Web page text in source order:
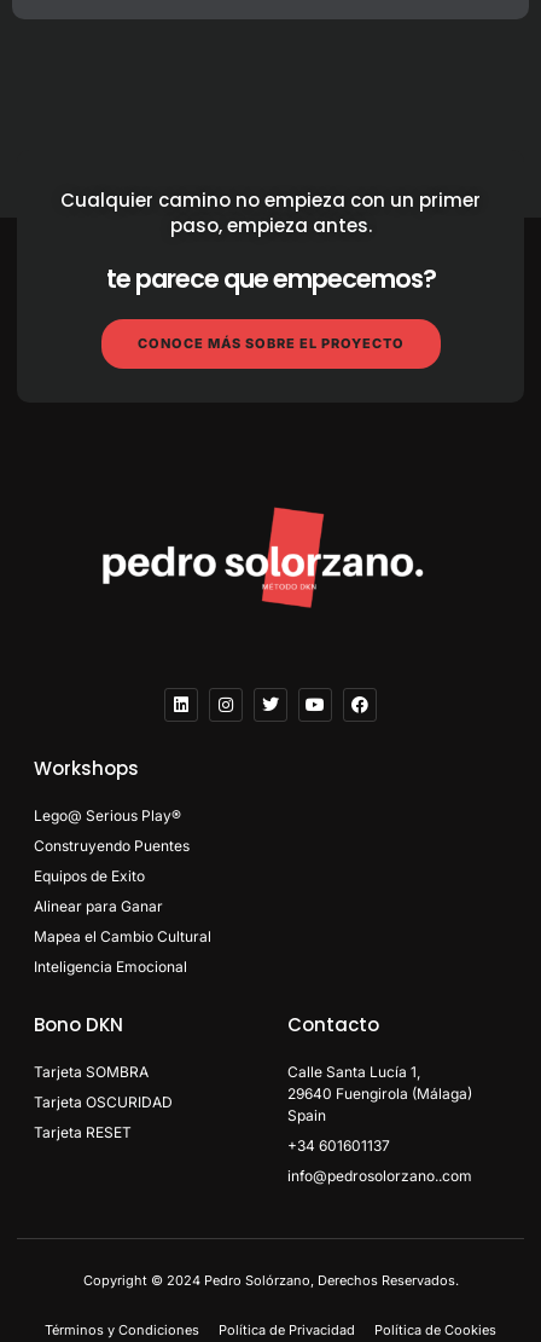
Cualquier camino no empieza con un primer
paso, empieza antes.
te parece que empecemos?
CONOCE MÁS SOBRE EL PROYECTO
Workshops
Lego@ Serious Play®
Construyendo Puentes
Equipos de Exito
Alinear para Ganar
Mapea el Cambio Cultural
Inteligencia Emocional
Bono DKN
Tarjeta SOMBRA
Tarjeta OSCURIDAD
Tarjeta RESET
Contacto
Calle Santa Lucía 1,
29640 Fuengirola (Málaga)
Spain
+34 601601137
info@pedrosolorzano..com
Copyright © 2024 Pedro Solórzano, Derechos Reservados.
Términos y Condiciones Política de Privacidad Política de Cookies